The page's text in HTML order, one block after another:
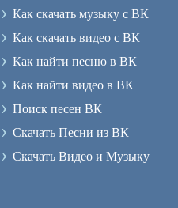
› Как скачать музыку с ВК
› Как скачать видео с ВК
› Как найти песню в ВК
› Как найти видео в ВК
› Поиск песен ВК
› Скачать Песни из ВК
› Скачать Видео и Музыку